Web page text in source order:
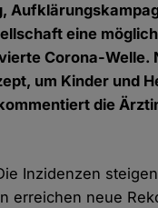
eine
Corona-Welle.
um Kinder und
die
Inzidenzen
erreichen neue